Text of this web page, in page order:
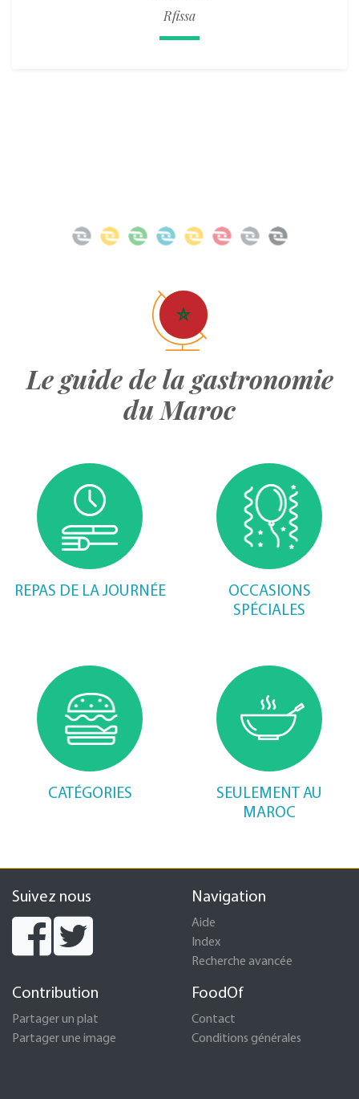
Rfissa
Le guide de la gastronomie
du Maroc
REPAS DE LA JOURNÉE
OCCASIONS
SPÉCIALES
CATÉGORIES
SEULEMENT AU
MAROC
Suivez nous Navigation
Aide
Index
Recherche avancée
Contribution
Partager un plat
Partager une image
FoodOf
Contact
Conditions générales